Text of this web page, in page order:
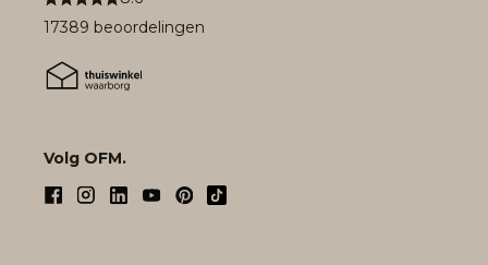
17389 beoordelingen
Volg OFM.